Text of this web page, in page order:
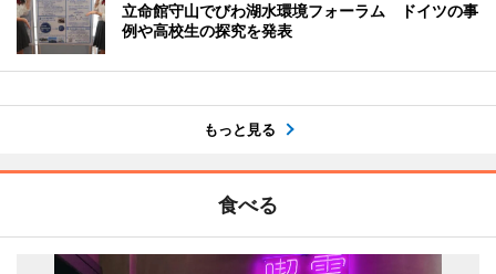
立命館守山でびわ湖水環境フォーラム ドイツの事
例や高校生の探究を発表
もっと見る
食べる